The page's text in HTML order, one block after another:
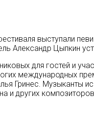
выступали
Александр Цыпкин
для гостей и
международных
Гринес. Музыканты
и других